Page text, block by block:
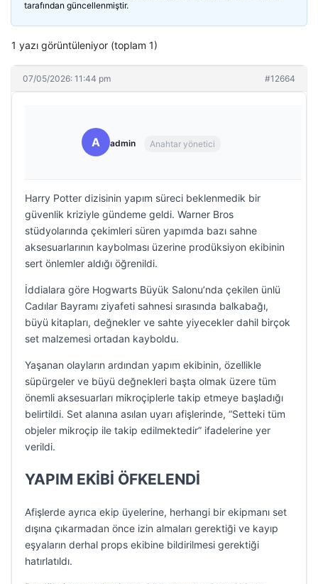
tarafından güncellenmiştir.
1 yazı görüntüleniyor (toplam 1)
07/05/2026: 11:44 pm #12664
A admin Anahtar yönetici
Harry Potter dizisinin yapım süreci beklenmedik bir
güvenlik kriziyle gündeme geldi. Warner Bros
stüdyolarında çekimleri süren yapımda bazı sahne
aksesuarlarının kaybolması üzerine prodüksiyon ekibinin
sert önlemler aldığı öğrenildi.
İddialara göre Hogwarts Büyük Salonu’nda çekilen ünlü
Cadılar Bayramı ziyafeti sahnesi sırasında balkabağı,
büyü kitapları, değnekler ve sahte yiyecekler dahil birçok
set malzemesi ortadan kayboldu.
Yaşanan olayların ardından yapım ekibinin, özellikle
süpürgeler ve büyü değnekleri başta olmak üzere tüm
önemli aksesuarları mikroçiplerle takip etmeye başladığı
belirtildi. Set alanına asılan uyarı afişlerinde, “Setteki tüm
objeler mikroçip ile takip edilmektedir” ifadelerine yer
verildi.
YAPIM EKİBİ ÖFKELENDİ
Afişlerde ayrıca ekip üyelerine, herhangi bir ekipmanı set
dışına çıkarmadan önce izin almaları gerektiği ve kayıp
eşyaların derhal props ekibine bildirilmesi gerektiği
hatırlatıldı.